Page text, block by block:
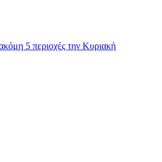
5 περιοχές την Κυριακή